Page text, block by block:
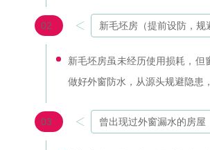
02 新毛坯房（提前设防，规
新毛坯房虽未经历使用损耗，
做好外窗防水，从源头规避隐患
03 曾出现过外窗漏水的房屋